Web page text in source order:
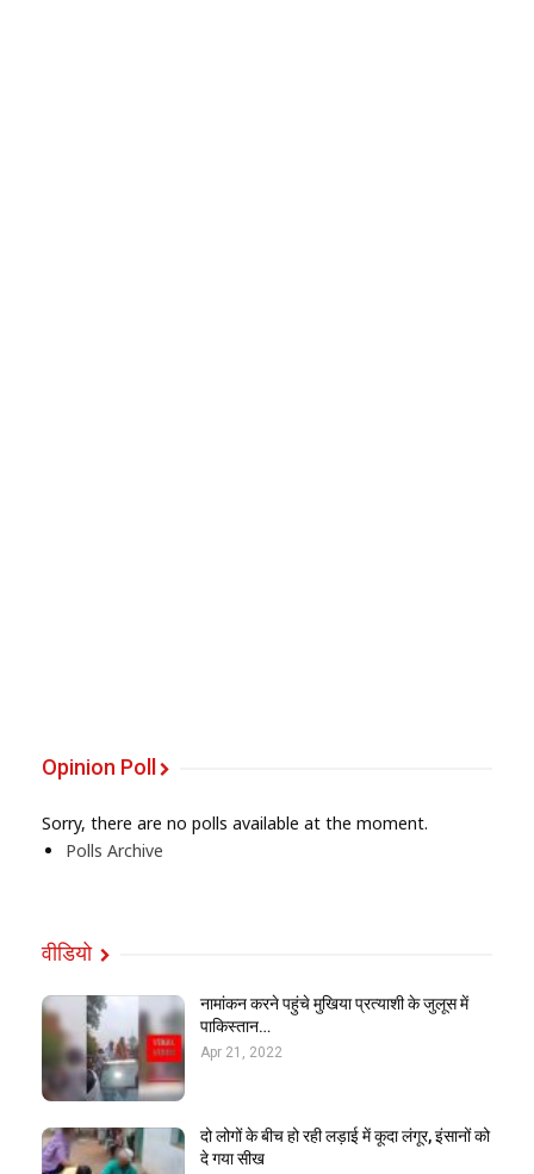
Opinion Poll
Sorry, there are no polls available at the moment.
Polls Archive
वीडियो
नामांकन करने पहुंचे मुखिया प्रत्याशी के जुलूस में
पाकिस्तान…
Apr 21, 2022
दो लोगों के बीच हो रही लड़ाई में कूदा लंगूर, इंसानों को
दे गया सीख